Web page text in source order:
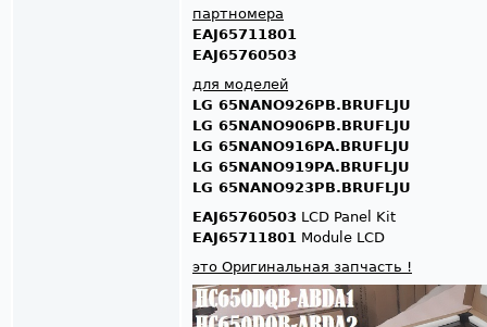
партномера
EAJ65711801
EAJ65760503
для моделей
LG 65NANO926PB.BRUFLJU
LG 65NANO906PB.BRUFLJU
LG 65NANO916PA.BRUFLJU
LG 65NANO919PA.BRUFLJU
LG 65NANO923PB.BRUFLJU
EAJ65760503 LCD Panel Kit
EAJ65711801 Module LCD
это Оригинальная запчасть !